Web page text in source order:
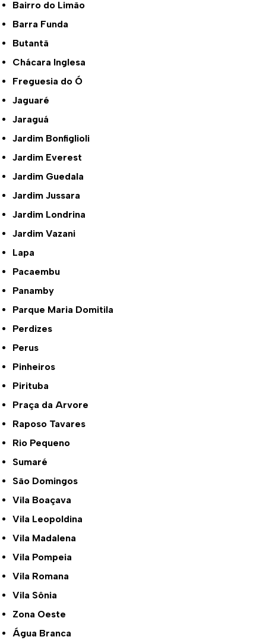
Bairro do Limão
Barra Funda
Butantã
Chácara Inglesa
Freguesia do Ó
Jaguaré
Jaraguá
Jardim Bonfiglioli
Jardim Everest
Jardim Guedala
Jardim Jussara
Jardim Londrina
Jardim Vazani
Lapa
Pacaembu
Panamby
Parque Maria Domitila
Perdizes
Perus
Pinheiros
Pirituba
Praça da Arvore
Raposo Tavares
Rio Pequeno
Sumaré
São Domingos
Vila Boaçava
Vila Leopoldina
Vila Madalena
Vila Pompeia
Vila Romana
Vila Sônia
Zona Oeste
Água Branca